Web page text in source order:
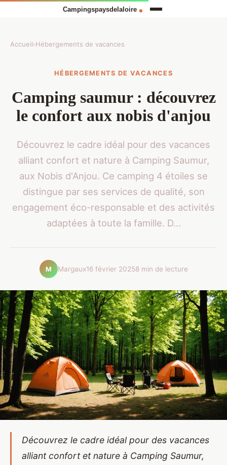
Accueil›Hébergements de vacances
HÉBERGEMENTS DE VACANCES
Camping saumur : découvrez
le confort aux nobis d'anjou
Découvrez le cadre idéal pour des vacances
alliant confort et nature à Camping Saumur,
aux Nobis d'Anjou. Ce camping 4 étoiles se
distingue par ses services de qualité, son
engagement éco-responsable et des activités
adaptées à toute la famille. D...
M Margaux16 février 20258 min de lecture
Découvrez le cadre idéal pour des vacances
alliant confort et nature à Camping Saumur,